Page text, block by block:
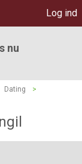
Log ind
nu
Dating
>